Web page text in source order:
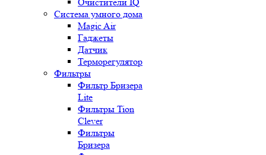
Система умного дома
Magic Air
Гаджеты
Датчик
Терморегулятор
Фильтры
Фильтр Бризера
Lite
Фильтры Tion
Clever
Фильтры
Бризера